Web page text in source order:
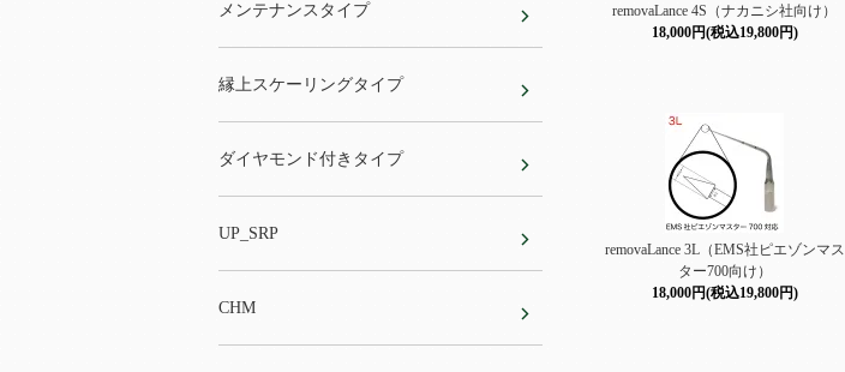
removaLance 4S（ナカニシ社向け）
18,000円(税込19,800円)
removaLance 3L（EMS社ピエゾンマス
ター700向け）
18,000円(税込19,800円)
メンテナンスタイプ
縁上スケーリングタイプ
ダイヤモンド付きタイプ
UP_SRP
CHM